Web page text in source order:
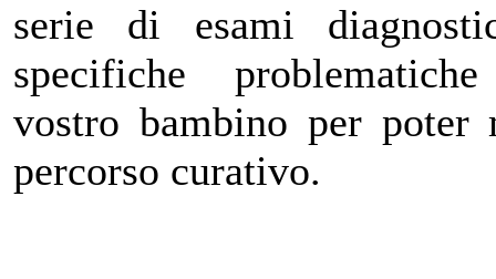
serie di esami
specifiche
vostro bambino per
percorso curativo.